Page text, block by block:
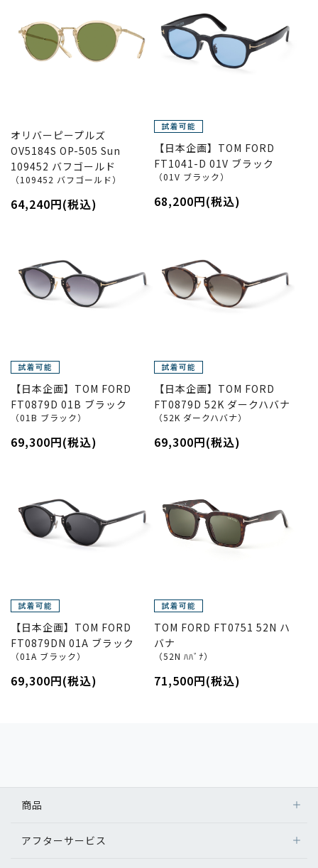
オリバーピープルズ
OV5184S OP-505 Sun
109452 バフゴールド
（109452 バフゴールド）
64,240円(税込)
【日本企画】TOM FORD
FT1041-D 01V ブラック
（01V ブラック）
68,200円(税込)
【日本企画】TOM FORD
FT0879D 01B ブラック
（01B ブラック）
69,300円(税込)
【日本企画】TOM FORD
FT0879D 52K ダークハバナ
（52K ダークハバナ）
69,300円(税込)
【日本企画】TOM FORD
FT0879DN 01A ブラック
（01A ブラック）
69,300円(税込)
TOM FORD FT0751 52N ハ
バナ
（52N ﾊﾊﾞﾅ）
71,500円(税込)
商品
アフターサービス